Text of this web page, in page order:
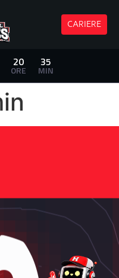
CARIERE
20
ORE
35
MIN